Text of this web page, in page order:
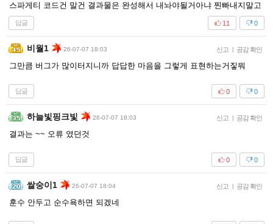
스파게티 코드건 말건 결과물은 완성해서 내놔야될거아냐 찐빠내지말고
답글 0
11
비월1 26-07-07 18:03 신고 | 공감 확인
그만큼 버그가 많이터지니까 답답한 마음을 그렇게 표현하는거짛뭐
답글 0
0
하늘빛핑크빛 26-07-07 18:03 신고 | 공감 확인
결과는 ~~ 오류 였던것
답글 0
0
쌀숭이1 26-07-07 18:04 신고 | 공감 확인
훈수 안두고 순수욕하면 되겠네